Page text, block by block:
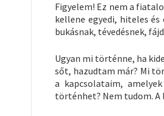
Figyelem! Ez nem a
kellene egyedi, hiteles
bukásnak, tévedésnek,
Ugyan mi történne, ha
sőt, hazudtam már? Mi
a kapcsolataim,
történhet? Nem tudom. A